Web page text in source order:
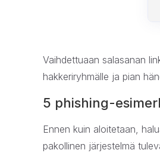
Vaihdettuaan salasanan
hakkeriryhmälle ja pian
5 phishing-
Ennen kuin aloitetaan,
pakollinen järjestelmä